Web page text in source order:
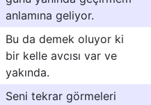
anlamına geliyor.
Bu da demek oluyor ki
bir kelle avcısı var ve
yakında.
Seni tekrar görmeleri